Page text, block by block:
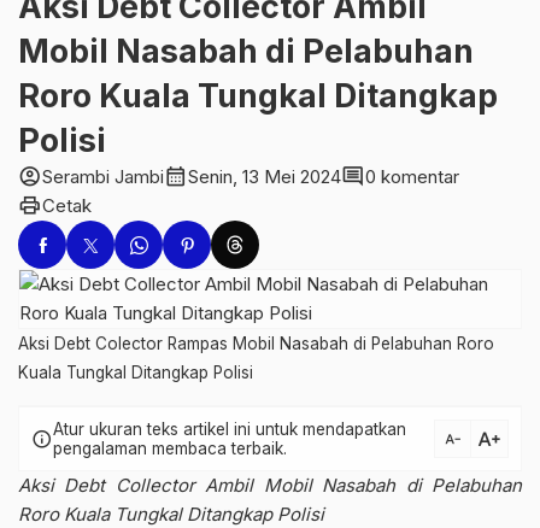
Mobil Nasabah di Pelabuhan
Roro Kuala Tungkal Ditangkap
Polisi
account_circleSerambi Jambicalendar_monthSenin, 13 Mei 2024comment0 komentar
printCetak
Aksi Debt Colector Rampas Mobil Nasabah di Pelabuhan Roro
Kuala Tungkal Ditangkap Polisi
infoAtur ukuran teks artikel ini untuk mendapatkan
pengalaman membaca terbaik.
text_decrease text_increase
Aksi Debt Collector Ambil Mobil Nasabah di Pelabuhan
Roro Kuala Tungkal Ditangkap Polisi